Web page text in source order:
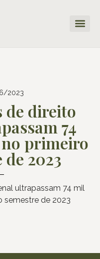
2023
de direito
74
primeiro
2023
ultrapassam 74 mil
semestre de 2023